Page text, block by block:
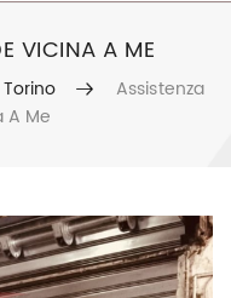
VICINA A ME
Assistenza
A Me